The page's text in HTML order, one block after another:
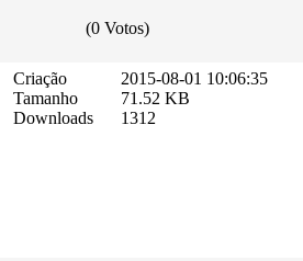
(0 Votos)
Criação
Tamanho
Downloads
2015-08-01 10:06:35
71.52 KB
1312